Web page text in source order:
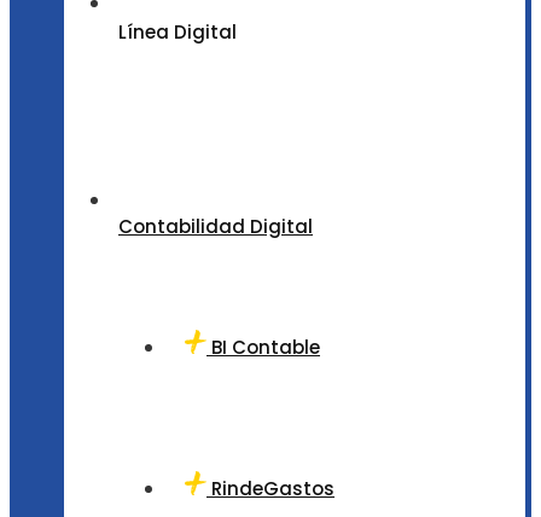
Línea Digital
Contabilidad Digital
BI Contable
RindeGastos